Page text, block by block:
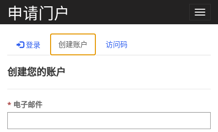
申请门户
Toggle
登录 创建账户 访问码
创建您的账户
电子邮件